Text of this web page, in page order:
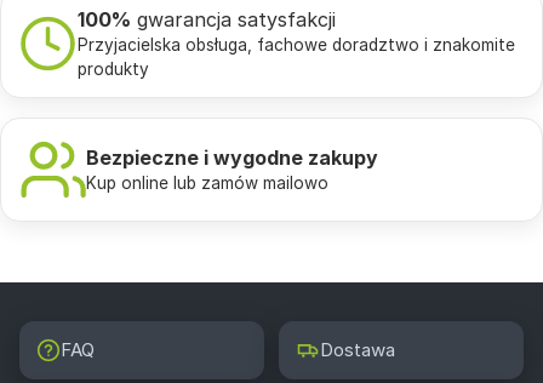
100% gwarancja satysfakcji
Przyjacielska obsługa, fachowe doradztwo i znakomite
produkty
Bezpieczne i wygodne zakupy
Kup online lub zamów mailowo
FAQ Dostawa